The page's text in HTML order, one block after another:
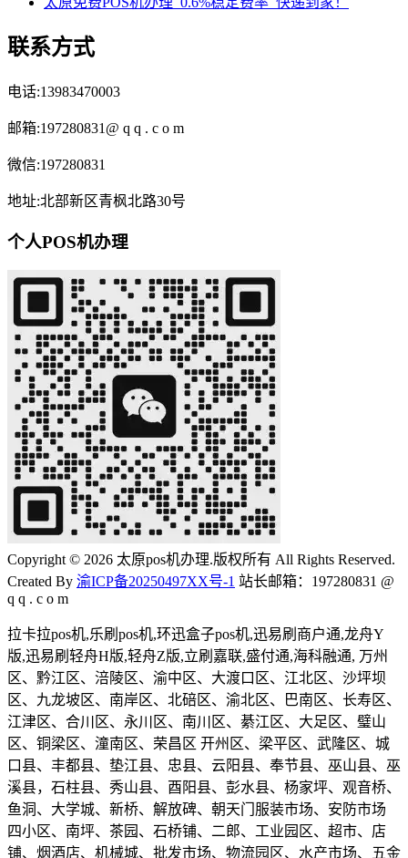
联系方式
电话:13983470003
邮箱:197280831@ q q . c o m
微信:197280831
地址:北部新区青枫北路30号
个人POS机办理
Copyright © 2026 太原pos机办理.版权所有 All Rights Reserved.
Created By 渝ICP备20250497XX号-1 站长邮箱：197280831 @
q q . c o m
拉卡拉pos机,乐刷pos机,环迅盒子pos机,迅易刷商户通,龙舟Y
版,迅易刷轻舟H版,轻舟Z版,立刷嘉联,盛付通,海科融通, 万州
区、黔江区、涪陵区、渝中区、大渡口区、江北区、沙坪坝
区、九龙坡区、南岸区、北碚区、渝北区、巴南区、长寿区、
江津区、合川区、永川区、南川区、綦江区、大足区、璧山
区、铜梁区、潼南区、荣昌区 开州区、梁平区、武隆区、城
口县、丰都县、垫江县、忠县、云阳县、奉节县、巫山县、巫
溪县，石柱县、秀山县、酉阳县、彭水县、杨家坪、观音桥、
鱼洞、大学城、新桥、解放碑、朝天门服装市场、安防市场
四小区、南坪、茶园、石桥铺、二郎、工业园区、超市、店
铺、烟酒店、机械城、批发市场、物流园区、水产市场、五金